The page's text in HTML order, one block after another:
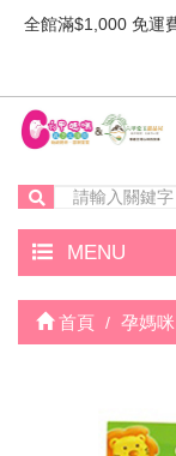
全館滿$1,000 免運
MENU
首頁 孕媽咪